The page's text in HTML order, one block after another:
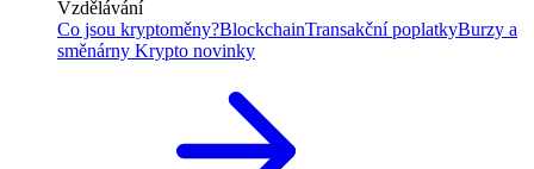
Vzdělávání
Co jsou kryptoměny?BlockchainTransakční poplatkyBurzy a
směnárny Krypto novinky